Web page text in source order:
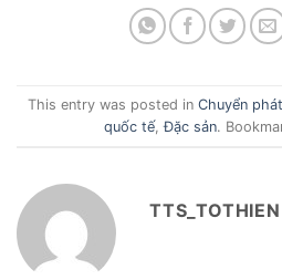
This entry was posted in Chuyển
quốc tế,Đặc sản.
TTS_TOTHIEN